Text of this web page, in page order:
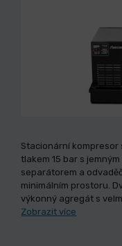
Stacionární kompresor
tlakem 15 bar s
separátorem a
minimálním prostoru.
výkonný agregát s
Zobrazit více